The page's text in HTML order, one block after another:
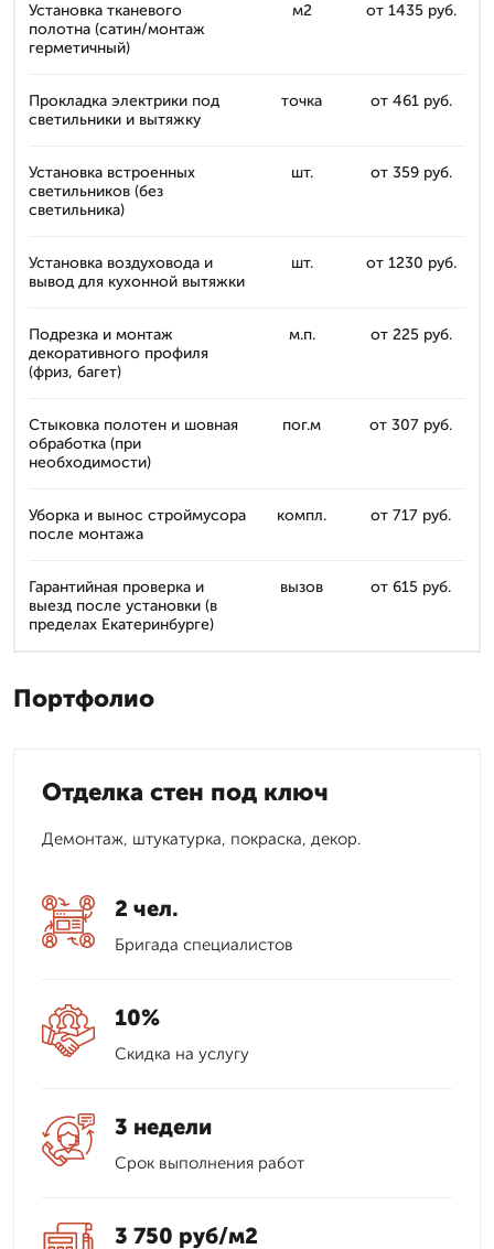
Установка тканевого
полотна (сатин/монтаж
герметичный)
м2 от 1435 руб.
Прокладка электрики под
светильники и вытяжку
точка от 461 руб.
Установка встроенных
светильников (без
светильника)
шт. от 359 руб.
Установка воздуховода и
вывод для кухонной вытяжки
шт. от 1230 руб.
Подрезка и монтаж
декоративного профиля
(фриз, багет)
м.п. от 225 руб.
Стыковка полотен и шовная
обработка (при
необходимости)
пог.м от 307 руб.
Уборка и вынос строймусора
после монтажа
компл. от 717 руб.
Гарантийная проверка и
выезд после установки (в
пределах Екатеринбурге)
вызов от 615 руб.
Портфолио
Отделка стен под ключ
Демонтаж, штукатурка, покраска, декор.
2 чел.
Бригада специалистов
10%
Скидка на услугу
3 недели
Срок выполнения работ
3 750 руб/м2